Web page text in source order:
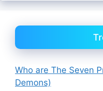
Who are The Seven
Demons)